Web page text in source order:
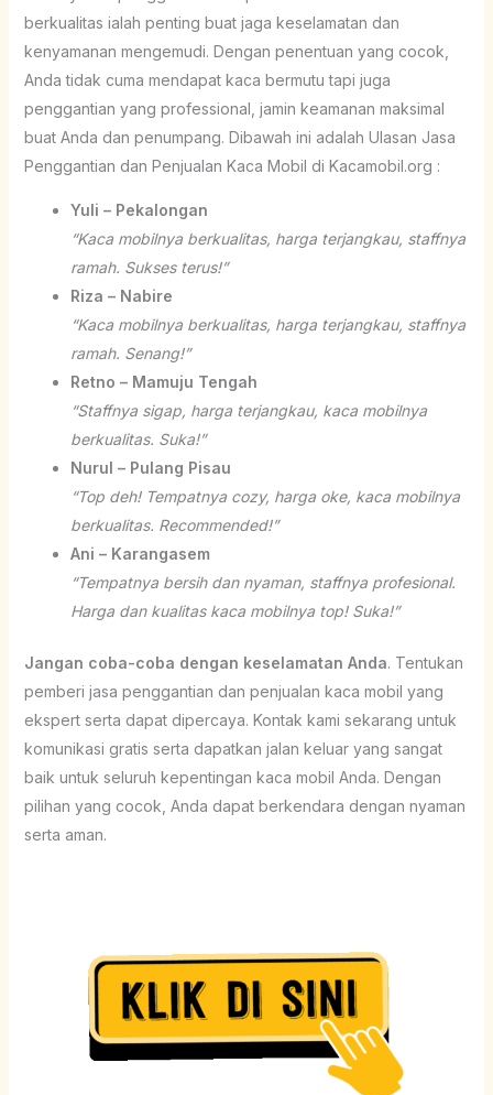
berkualitas ialah penting buat jaga keselamatan dan
kenyamanan mengemudi. Dengan penentuan yang cocok,
Anda tidak cuma mendapat kaca bermutu tapi juga
penggantian yang professional, jamin keamanan maksimal
buat Anda dan penumpang. Dibawah ini adalah Ulasan Jasa
Penggantian dan Penjualan Kaca Mobil di Kacamobil.org :
Yuli – Pekalongan
“Kaca mobilnya berkualitas, harga terjangkau, staffnya
ramah. Sukses terus!”
Riza – Nabire
“Kaca mobilnya berkualitas, harga terjangkau, staffnya
ramah. Senang!”
Retno – Mamuju Tengah
“Staffnya sigap, harga terjangkau, kaca mobilnya
berkualitas. Suka!”
Nurul – Pulang Pisau
“Top deh! Tempatnya cozy, harga oke, kaca mobilnya
berkualitas. Recommended!”
Ani – Karangasem
“Tempatnya bersih dan nyaman, staffnya profesional.
Harga dan kualitas kaca mobilnya top! Suka!”
Jangan coba-coba dengan keselamatan Anda. Tentukan
pemberi jasa penggantian dan penjualan kaca mobil yang
ekspert serta dapat dipercaya. Kontak kami sekarang untuk
komunikasi gratis serta dapatkan jalan keluar yang sangat
baik untuk seluruh kepentingan kaca mobil Anda. Dengan
pilihan yang cocok, Anda dapat berkendara dengan nyaman
serta aman.